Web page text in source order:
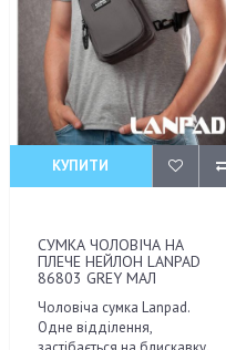
КУПИТИ
СУМКА ЧОЛОВІЧА НА
ПЛЕЧЕ НЕЙЛОН LANPAD
86803 GREY МАЛ
Чоловіча сумка Lanpad.
Одне відділення,